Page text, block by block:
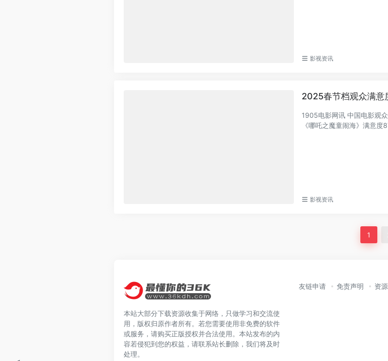
影视资讯
2025春节档观众满意
1905电影网讯 中国电影观
《哪吒之魔童闹海》满意
影视资讯
1
本站大部分下载资源收集于网络，只做学习和交流使
用，版权归原作者所有。若您需要使用非免费的软件
或服务，请购买正版授权并合法使用。本站发布的内
容若侵犯到您的权益，请联系站长删除，我们将及时
处理。
友链申请 免责声明 资